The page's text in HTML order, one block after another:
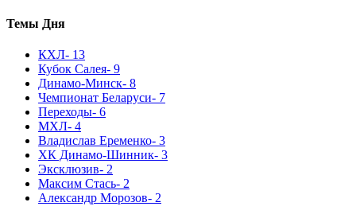
Темы Дня
КХЛ- 13
Кубок Салея- 9
Динамо-Минск- 8
Чемпионат Беларуси- 7
Переходы- 6
МХЛ- 4
Владислав Еременко- 3
ХК Динамо-Шинник- 3
Эксклюзив- 2
Максим Стась- 2
Александр Морозов- 2